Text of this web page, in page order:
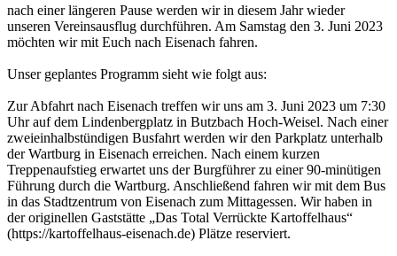
nach einer längeren Pause werden wir in diesem Jahr wieder
unseren Vereinsausflug durchführen. Am Samstag den 3. Juni 2023
möchten wir mit Euch nach Eisenach fahren.
Unser geplantes Programm sieht wie folgt aus:
Zur Abfahrt nach Eisenach treffen wir uns am 3. Juni 2023 um 7:30
Uhr auf dem Lindenbergplatz in Butzbach Hoch-Weisel. Nach einer
zweieinhalbstündigen Busfahrt werden wir den Parkplatz unterhalb
der Wartburg in Eisenach erreichen. Nach einem kurzen
Treppenaufstieg erwartet uns der Burgführer zu einer 90-minütigen
Führung durch die Wartburg. Anschließend fahren wir mit dem Bus
in das Stadtzentrum von Eisenach zum Mittagessen. Wir haben in
der originellen Gaststätte „Das Total Verrückte Kartoffelhaus“
(https://kartoffelhaus-eisenach.de) Plätze reserviert.